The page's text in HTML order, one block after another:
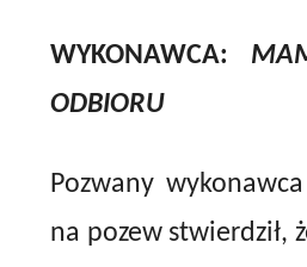
WYKONAWCA:
ODBIORU
Pozwany
na pozew stwierdził,